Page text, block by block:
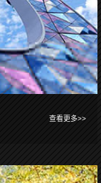
查看更多>>